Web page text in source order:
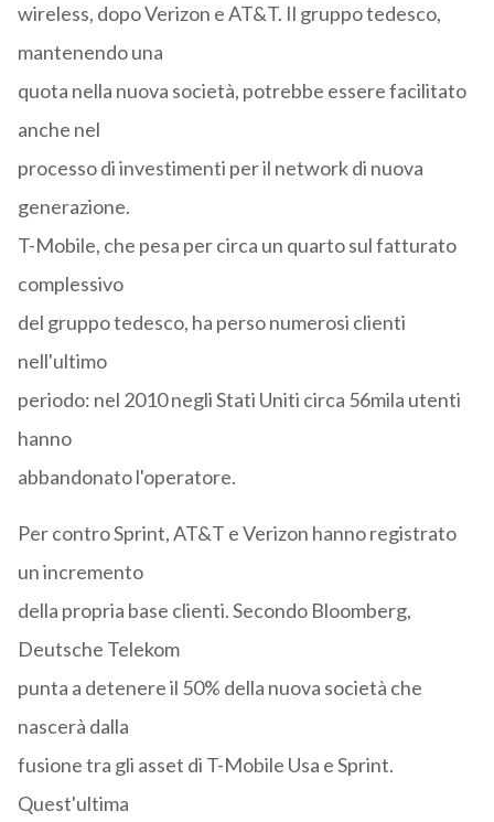
wireless, dopo Verizon e AT&T. Il gruppo tedesco,
mantenendo una
quota nella nuova società, potrebbe essere facilitato
anche nel
processo di investimenti per il network di nuova
generazione.
T-Mobile, che pesa per circa un quarto sul fatturato
complessivo
del gruppo tedesco, ha perso numerosi clienti
nell'ultimo
periodo: nel 2010 negli Stati Uniti circa 56mila utenti
hanno
abbandonato l'operatore.
Per contro Sprint, AT&T e Verizon hanno registrato
un incremento
della propria base clienti. Secondo Bloomberg,
Deutsche Telekom
punta a detenere il 50% della nuova società che
nascerà dalla
fusione tra gli asset di T-Mobile Usa e Sprint.
Quest'ultima